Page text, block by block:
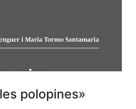
polopines»